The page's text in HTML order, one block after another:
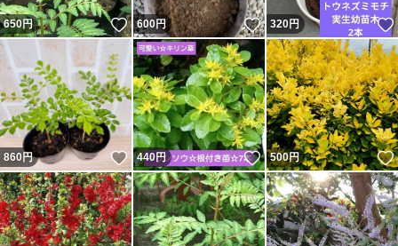
650円 いいね！
600円 いいね！
320円
860円 いいね！
440円 いいね！
500円